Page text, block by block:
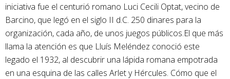
iniciativa fue el centurió romano Luci Cecili Optat, vecino de
Barcino, que legó en el siglo II d.C. 250 dinares para la
organización, cada año, de unos juegos públicos.El que más
llama la atención es que Lluís Meléndez conoció este
legado el 1932, al descubrir una lápida romana empotrada
en una esquina de las calles Arlet y Hércules. Cómo que el